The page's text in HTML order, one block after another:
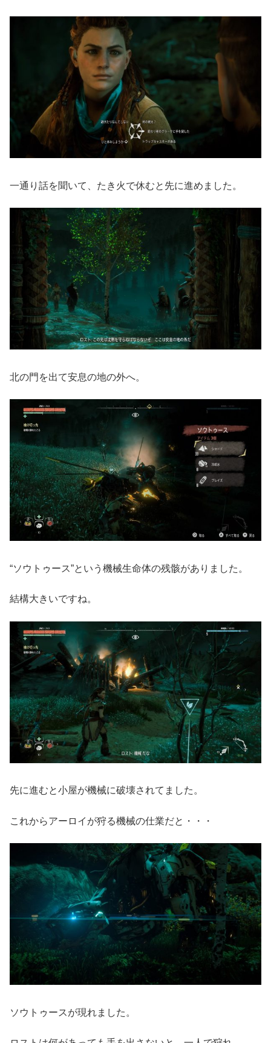
一通り話を聞いて、たき火で休むと先に進めました。
北の門を出て安息の地の外へ。
“ソウトゥース”という機械生命体の残骸がありました。
結構大きいですね。
先に進むと小屋が機械に破壊されてました。
これからアーロイが狩る機械の仕業だと・・・
ソウトゥースが現れました。